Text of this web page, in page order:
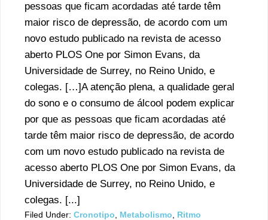
pessoas que ficam acordadas até tarde têm
maior risco de depressão, de acordo com um
novo estudo publicado na revista de acesso
aberto PLOS One por Simon Evans, da
Universidade de Surrey, no Reino Unido, e
colegas. […]A atenção plena, a qualidade geral
do sono e o consumo de álcool podem explicar
por que as pessoas que ficam acordadas até
tarde têm maior risco de depressão, de acordo
com um novo estudo publicado na revista de
acesso aberto PLOS One por Simon Evans, da
Universidade de Surrey, no Reino Unido, e
colegas. [...]
Filed Under: Cronotipo Metabolismo
Ritmo